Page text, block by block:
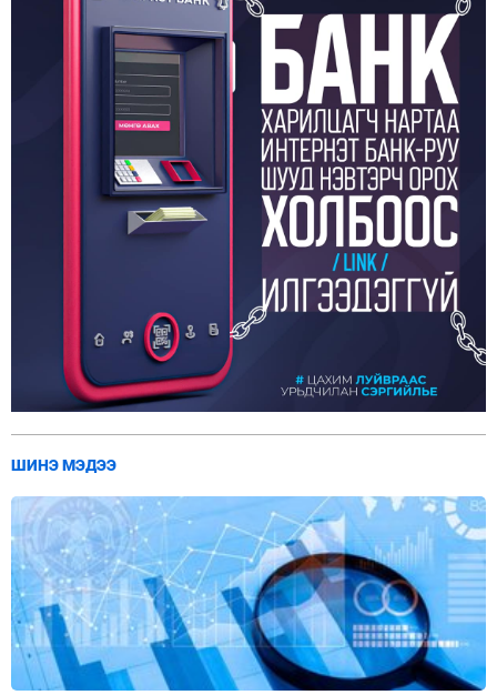
ШИНЭ МЭДЭЭ